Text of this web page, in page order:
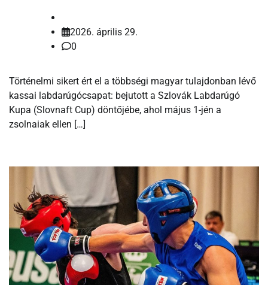
2026. április 29.
0
Történelmi sikert ért el a többségi magyar tulajdonban lévő
kassai labdarúgócsapat: bejutott a Szlovák Labdarúgó
Kupa (Slovnaft Cup) döntőjébe, ahol május 1-jén a
zsolnaiak ellen […]